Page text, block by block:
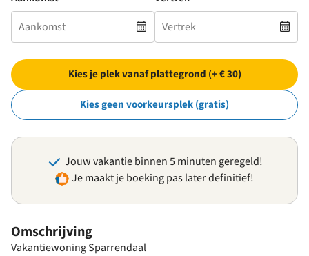
Omschrijving
Vakantiewoning Sparrendaal
Kies je plek vanaf plattegrond (+ € 30)
Kies geen voorkeursplek (gratis)
Jouw vakantie binnen 5 minuten geregeld!
Je maakt je boeking pas later definitief!